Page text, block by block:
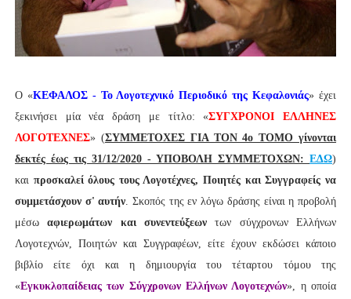
Ο «ΚΕΦΑΛΟΣ - Το Λογοτεχνικό Περιοδικό της Κεφαλονιάς» έχει
ξεκινήσει μία νέα δράση με τίτλο: «ΣΥΓΧΡΟΝΟΙ ΕΛΛΗΝΕΣ
ΛΟΓΟΤΕΧΝΕΣ» (ΣΥΜΜΕΤΟΧΕΣ ΓΙΑ ΤΟΝ 4ο ΤΟΜΟ γίνονται
δεκτές έως τις 31/12/2020 - ΥΠΟΒΟΛΗ ΣΥΜΜΕΤΟΧΩΝ:ΕΔΩ)
και προσκαλεί όλους τους Λογοτέχνες, Ποιητές και Συγγραφείς να
συμμετάσχουν σ' αυτήν. Σκοπός της εν λόγω δράσης είναι η προβολή
μέσωαφιερωμάτων και συνεντεύξεων των σύγχρονων Ελλήνων
Λογοτεχνών, Ποιητών και Συγγραφέων, είτε έχουν εκδώσει κάποιο
βιβλίο είτε όχι και η δημιουργία του τέταρτου τόμου της
«Εγκυκλοπαίδειας των Σύγχρονων Ελλήνων Λογοτεχνών», η οποία